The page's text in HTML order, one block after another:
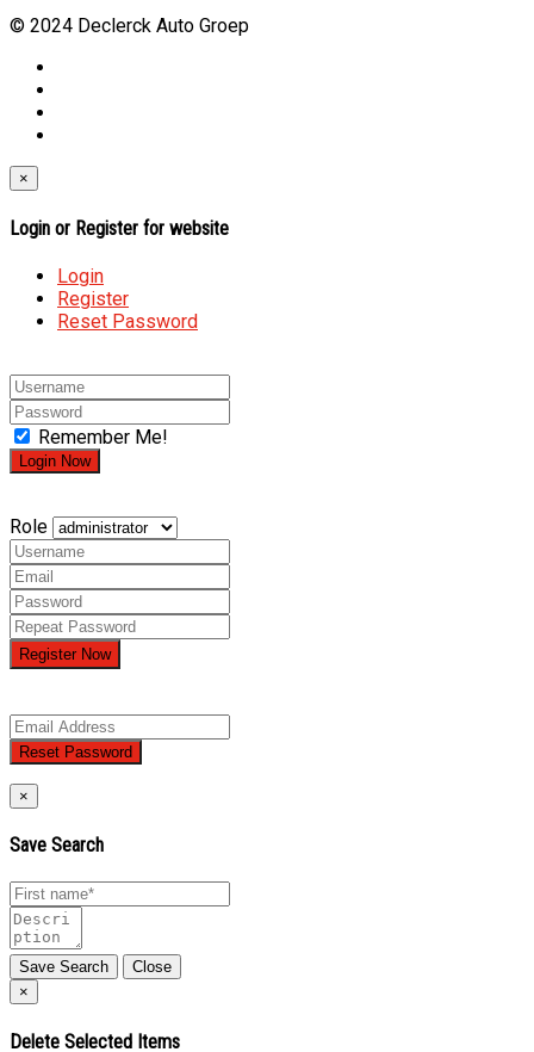
© 2024 Declerck Auto Groep
×
Login or Register for website
Login
Register
Reset Password
Remember Me!
Role
Register Now
×
Save Search
Close
×
Delete Selected Items